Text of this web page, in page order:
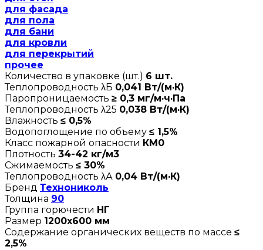
для фасада
для пола
для бани
для кровли
для перекрытий
прочее
Количество в упаковке (шт.) 6 шт.
Теплопроводность λБ 0,041 Вт/(м·К)
Паропроницаемость ≥ 0,3 мг/м·ч·Па
Теплопроводность λ25 0,038 Вт/(м·К)
Влажность ≤ 0,5%
Водопоглощение по объему ≤ 1,5%
Класс пожарной опасности КМ0
Плотность 34-42 кг/м3
Сжимаемость ≤ 30%
Теплопроводность λА 0,04 Вт/(м·К)
Бренд Технониколь
Толщина 90
Группа горючести НГ
Размер 1200х600 мм
Содержание органических веществ по массе ≤
2,5%